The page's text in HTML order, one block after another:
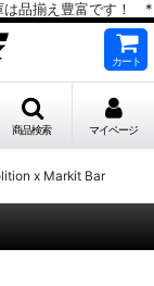
は品揃え豊富です！ *
カート
商品検索 マイページ
x Markit Bar